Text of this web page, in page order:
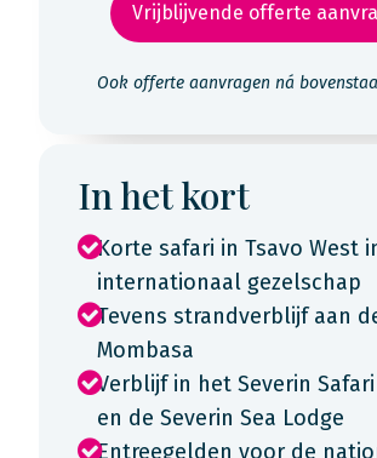
Vrijblijvende offerte
Ook offerte aanvragen ná
In het kort
Korte safari in Tsavo West
internationaal gezelschap
Tevens strandverblijf aan
Mombasa
Verblijf in het Severin Safari
en de Severin Sea Lodge
Entreegelden voor de